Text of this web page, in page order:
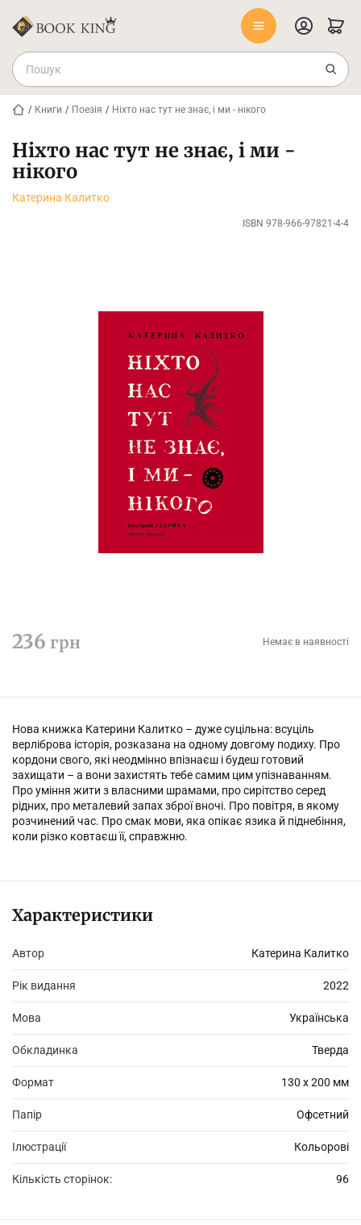
/ Книги / Поезія / Ніхто нас тут не знає, і ми - нікого
Ніхто нас тут не знає, і ми -
нікого
Катерина Калитко
ISBN 978-966-97821-4-4
236 грн Немає в наявності
Нова книжка Катерини Калитко – дуже суцільна: всуціль
верліброва історія, розказана на одному довгому подиху. Про
кордони свого, які неодмінно впізнаєш і будеш готовий
захищати – а вони захистять тебе самим цим упізнаванням.
Про уміння жити з власними шрамами, про сирітство серед
рідних, про металевий запах зброї вночі. Про повітря, в якому
розчинений час. Про смак мови, яка опікає язика й піднебіння,
коли різко ковтаєш її, справжню.
Характеристики
Автор Катерина Калитко
Рік видання 2022
Мова Українська
Обкладинка Тверда
Формат 130 х 200 мм
Папір Офсетний
Ілюстрації Кольорові
Кількість сторінок: 96